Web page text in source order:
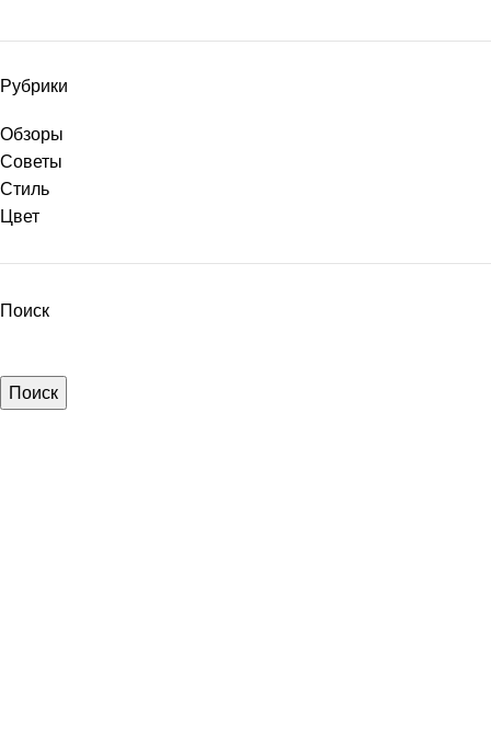
Рубрики
Обзоры
Советы
Стиль
Цвет
Поиск
Поиск